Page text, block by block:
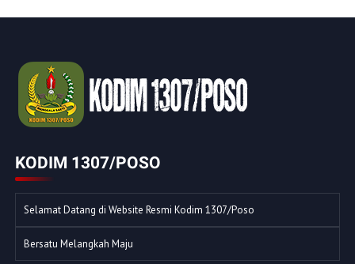
KODIM 1307/POSO
Selamat Datang di Website Resmi Kodim 1307/Poso
Bersatu Melangkah Maju